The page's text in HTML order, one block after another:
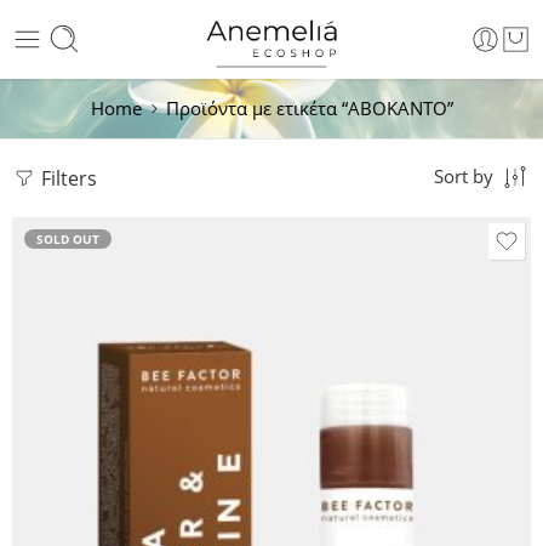
Home Προϊόντα με ετικέτα “ΑΒΟΚΑΝΤΟ”
Filters Sort by
SOLD OUT